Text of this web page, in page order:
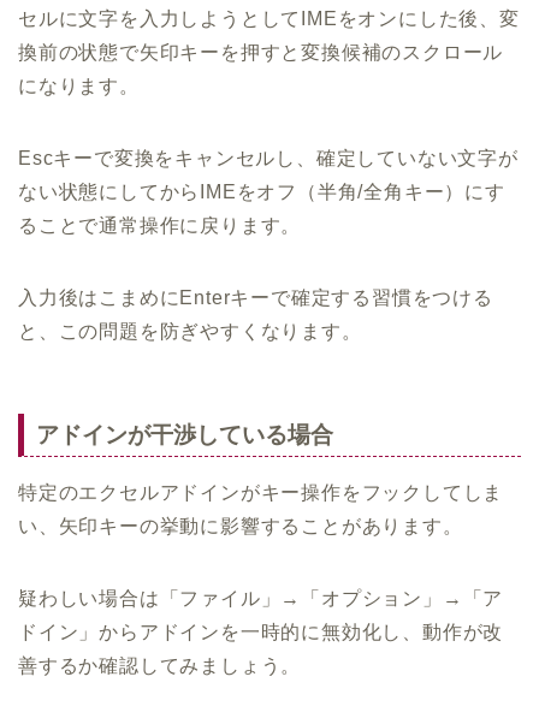
セルに文字を入力しようとしてIMEをオンにした後、変
換前の状態で矢印キーを押すと変換候補のスクロール
になります。
Escキーで変換をキャンセルし、確定していない文字が
ない状態にしてからIMEをオフ（半角/全角キー）にす
ることで通常操作に戻ります。
入力後はこまめにEnterキーで確定する習慣をつける
と、この問題を防ぎやすくなります。
アドインが干渉している場合
特定のエクセルアドインがキー操作をフックしてしま
い、矢印キーの挙動に影響することがあります。
疑わしい場合は「ファイル」→「オプション」→「ア
ドイン」からアドインを一時的に無効化し、動作が改
善するか確認してみましょう。